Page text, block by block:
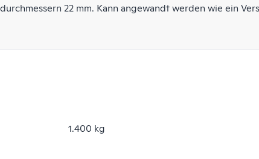
22 mm. Kann angewandt werden wie ein
1.400 kg